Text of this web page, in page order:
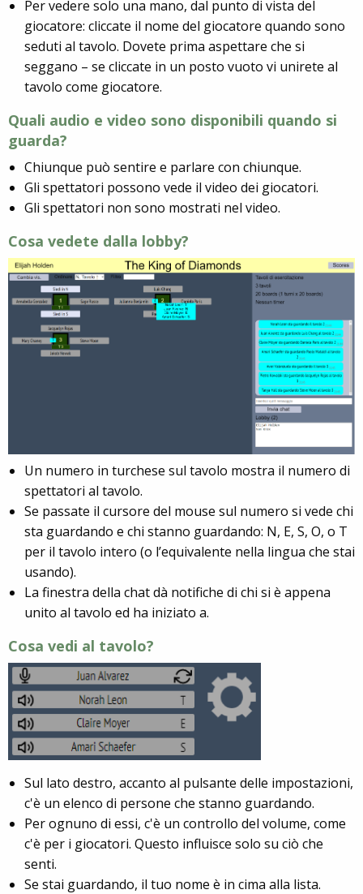
Per vedere solo una mano, dal punto di vista del
giocatore: cliccate il nome del giocatore quando sono
seduti al tavolo. Dovete prima aspettare che si
seggano – se cliccate in un posto vuoto vi unirete al
tavolo come giocatore.
Quali audio e video sono disponibili quando si
guarda?
Chiunque può sentire e parlare con chiunque.
Gli spettatori possono vede il video dei giocatori.
Gli spettatori non sono mostrati nel video.
Cosa vedete dalla lobby?
Un numero in turchese sul tavolo mostra il numero di
spettatori al tavolo.
Se passate il cursore del mouse sul numero si vede chi
sta guardando e chi stanno guardando: N, E, S, O, o T
per il tavolo intero (o l’equivalente nella lingua che stai
usando).
La finestra della chat dà notifiche di chi si è appena
unito al tavolo ed ha iniziato a.
Cosa vedi al tavolo?
Sul lato destro, accanto al pulsante delle impostazioni,
c'è un elenco di persone che stanno guardando.
Per ognuno di essi, c'è un controllo del volume, come
c'è per i giocatori. Questo influisce solo su ciò che
senti.
Se stai guardando, il tuo nome è in cima alla lista.